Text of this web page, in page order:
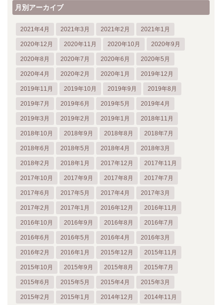
月別アーカイブ
2021年4月 2021年3月 2021年2月 2021年1月
2020年12月 2020年11月 2020年10月 2020年9月
2020年8月 2020年7月 2020年6月 2020年5月
2020年4月 2020年2月 2020年1月 2019年12月
2019年11月 2019年10月 2019年9月 2019年8月
2019年7月 2019年6月 2019年5月 2019年4月
2019年3月 2019年2月 2019年1月 2018年11月
2018年10月 2018年9月 2018年8月 2018年7月
2018年6月 2018年5月 2018年4月 2018年3月
2018年2月 2018年1月 2017年12月 2017年11月
2017年10月 2017年9月 2017年8月 2017年7月
2017年6月 2017年5月 2017年4月 2017年3月
2017年2月 2017年1月 2016年12月 2016年11月
2016年10月 2016年9月 2016年8月 2016年7月
2016年6月 2016年5月 2016年4月 2016年3月
2016年2月 2016年1月 2015年12月 2015年11月
2015年10月 2015年9月 2015年8月 2015年7月
2015年6月 2015年5月 2015年4月 2015年3月
2015年2月 2015年1月 2014年12月 2014年11月